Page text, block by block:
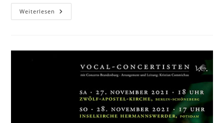
Weiterlesen Wagner
Light
Vocal-